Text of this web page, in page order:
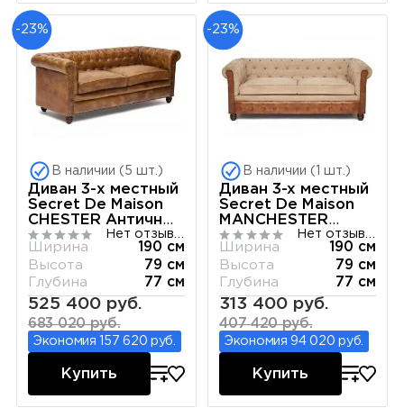
-23%
В наличии (5 шт.)
Диван 3-х местный
Secret De Maison
CHESTER Античный
белый
Ширина
190 см
Высота
79 см
Глубина
77 см
525 400 руб.
683 020 руб.
Экономия 157 620 руб.
Купить
-23%
В наличии (1 шт.)
Диван 3-x местный
Secret De Maison
MANCHESTER
Античный белый
Ширина
190 см
Высота
79 см
Глубина
77 см
313 400 руб.
407 420 руб.
Экономия 94 020 руб.
Купить